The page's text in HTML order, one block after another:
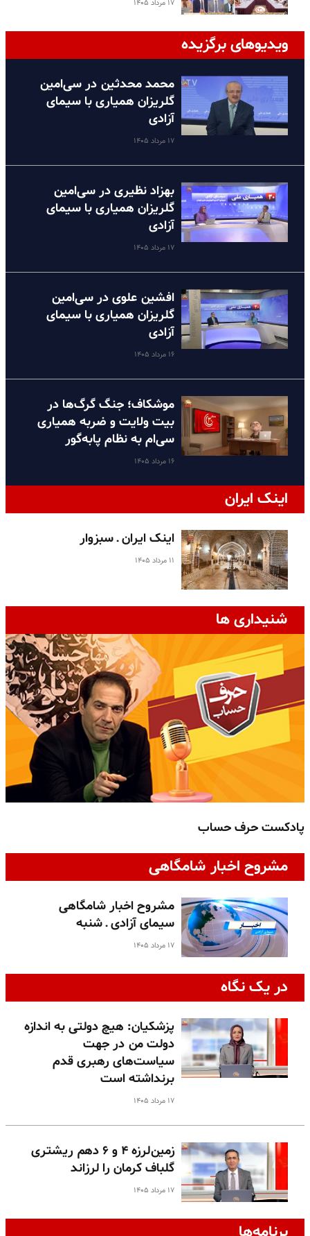
۱۷ مرداد ۱۴۰۵
ویدیوهای برگزیده
محمد محدثین در سی‌امین
گلریزان همیاری با سیمای
آزادی
۱۷ مرداد ۱۴۰۵
بهزاد نظیری در سی‌امین
گلریزان همیاری با سیمای
آزادی
۱۷ مرداد ۱۴۰۵
افشین علوی در سی‌امین
گلریزان همیاری با سیمای
آزادی
۱۶ مرداد ۱۴۰۵
موشکاف؛ جنگ گرگ‌ها در
بیت ولایت و ضربه همیاری
سی‌ام به نظام پا‌به‌گور
۱۶ مرداد ۱۴۰۵
اینک ایران
اینک ایران ـ سبزوار
۱۱ مرداد ۱۴۰۵
شنیداری ها
پادکست حرف حساب
مشروح اخبار شامگاهی
مشروح اخبار شامگاهی
سیمای آزادی ـ شنبه
۱۷ مرداد ۱۴۰۵
در یک نگاه
پزشکیان: هیچ دولتی به اندازه
دولت من در جهت
سیاست‌های رهبری قدم
برنداشته است
۱۷ مرداد ۱۴۰۵
زمین‌لرزه ۴ و ۶ دهم ریشتری
گلباف کرمان را لرزاند
۱۷ مرداد ۱۴۰۵